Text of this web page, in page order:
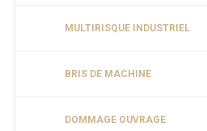
MULTIRISQUE INDUSTRIEL
BRIS DE MACHINE
DOMMAGE OUVRAGE